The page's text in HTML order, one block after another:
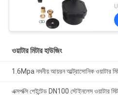
ওয়াটার মিটার হাউজিং
1.6Mpa নমনীয় আয়রন আল্ট্রাসোনিক ওয়াটার
এক্সপক্সি পেইন্টেড DN100 স্টেইনলেস ওয়াটার